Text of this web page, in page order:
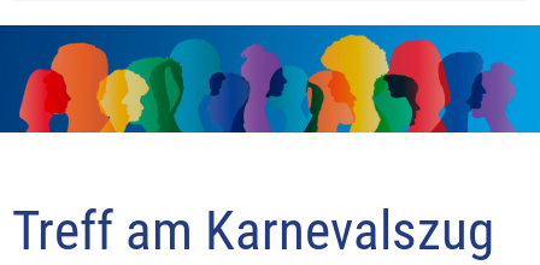
Treff am Karnevalszug